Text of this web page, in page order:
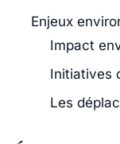
Enjeux
Impact
Initiatives
Les